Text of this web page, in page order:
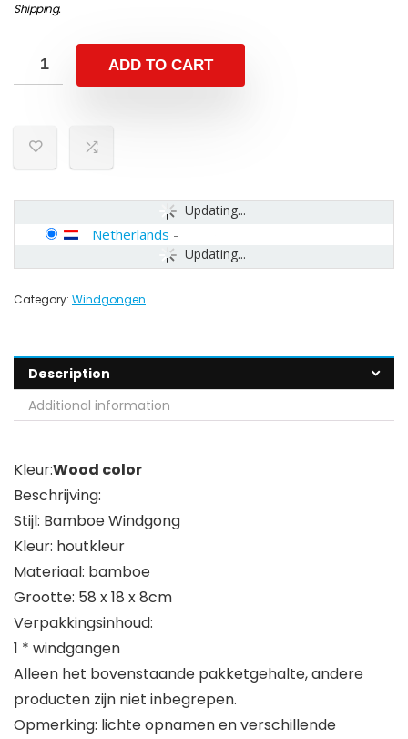
Shipping.
ADD TO CART
Updating...
Updating...
Netherlands -
Category: Windgongen
Description
Additional information
Kleur:Wood color
Beschrijving:
Stijl: Bamboe Windgong
Kleur: houtkleur
Materiaal: bamboe
Grootte: 58 x 18 x 8cm
Verpakkingsinhoud:
1 * windgangen
Alleen het bovenstaande pakketgehalte, andere
producten zijn niet inbegrepen.
Opmerking: lichte opnamen en verschillende